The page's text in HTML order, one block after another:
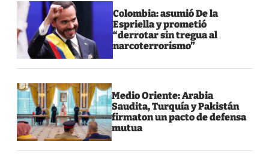
Colombia: asumió De la
Espriella y prometió
“derrotar sin tregua al
narcoterrorismo”
Medio Oriente: Arabia
Saudita, Turquía y Pakistán
firmaton un pacto de defensa
mutua